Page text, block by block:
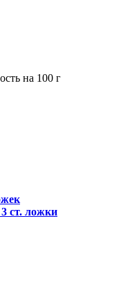
на 100 г
3 ст. ложки